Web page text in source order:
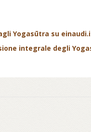
Yogasūtra su
integrale degli